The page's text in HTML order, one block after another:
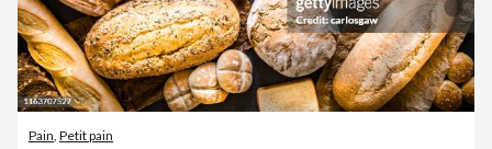
Pain Petit pain